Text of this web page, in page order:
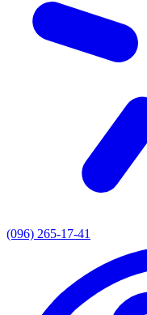
(096) 265-17-41